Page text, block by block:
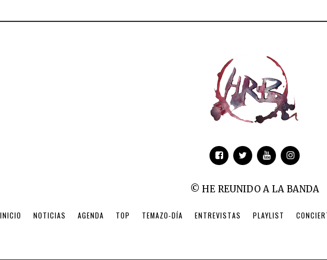
© HE REUNIDO A LA BANDA
INICIO NOTICIAS AGENDA TOP TEMAZO-DÍA ENTREVISTAS PLAYLIST